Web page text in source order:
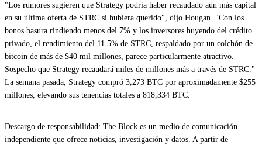
"Los rumores sugieren que Strategy podría haber recaudado aún más capital
en su última oferta de STRC si hubiera querido", dijo Hougan. "Con los
bonos basura rindiendo menos del 7% y los inversores huyendo del crédito
privado, el rendimiento del 11.5% de STRC, respaldado por un colchón de
bitcoin de más de $40 mil millones, parece particularmente atractivo.
Sospecho que Strategy recaudará miles de millones más a través de STRC."
La semana pasada, Strategy compró 3,273 BTC por aproximadamente $255
millones, elevando sus tenencias totales a 818,334 BTC.
Descargo de responsabilidad: The Block es un medio de comunicación
independiente que ofrece noticias, investigación y datos. A partir de